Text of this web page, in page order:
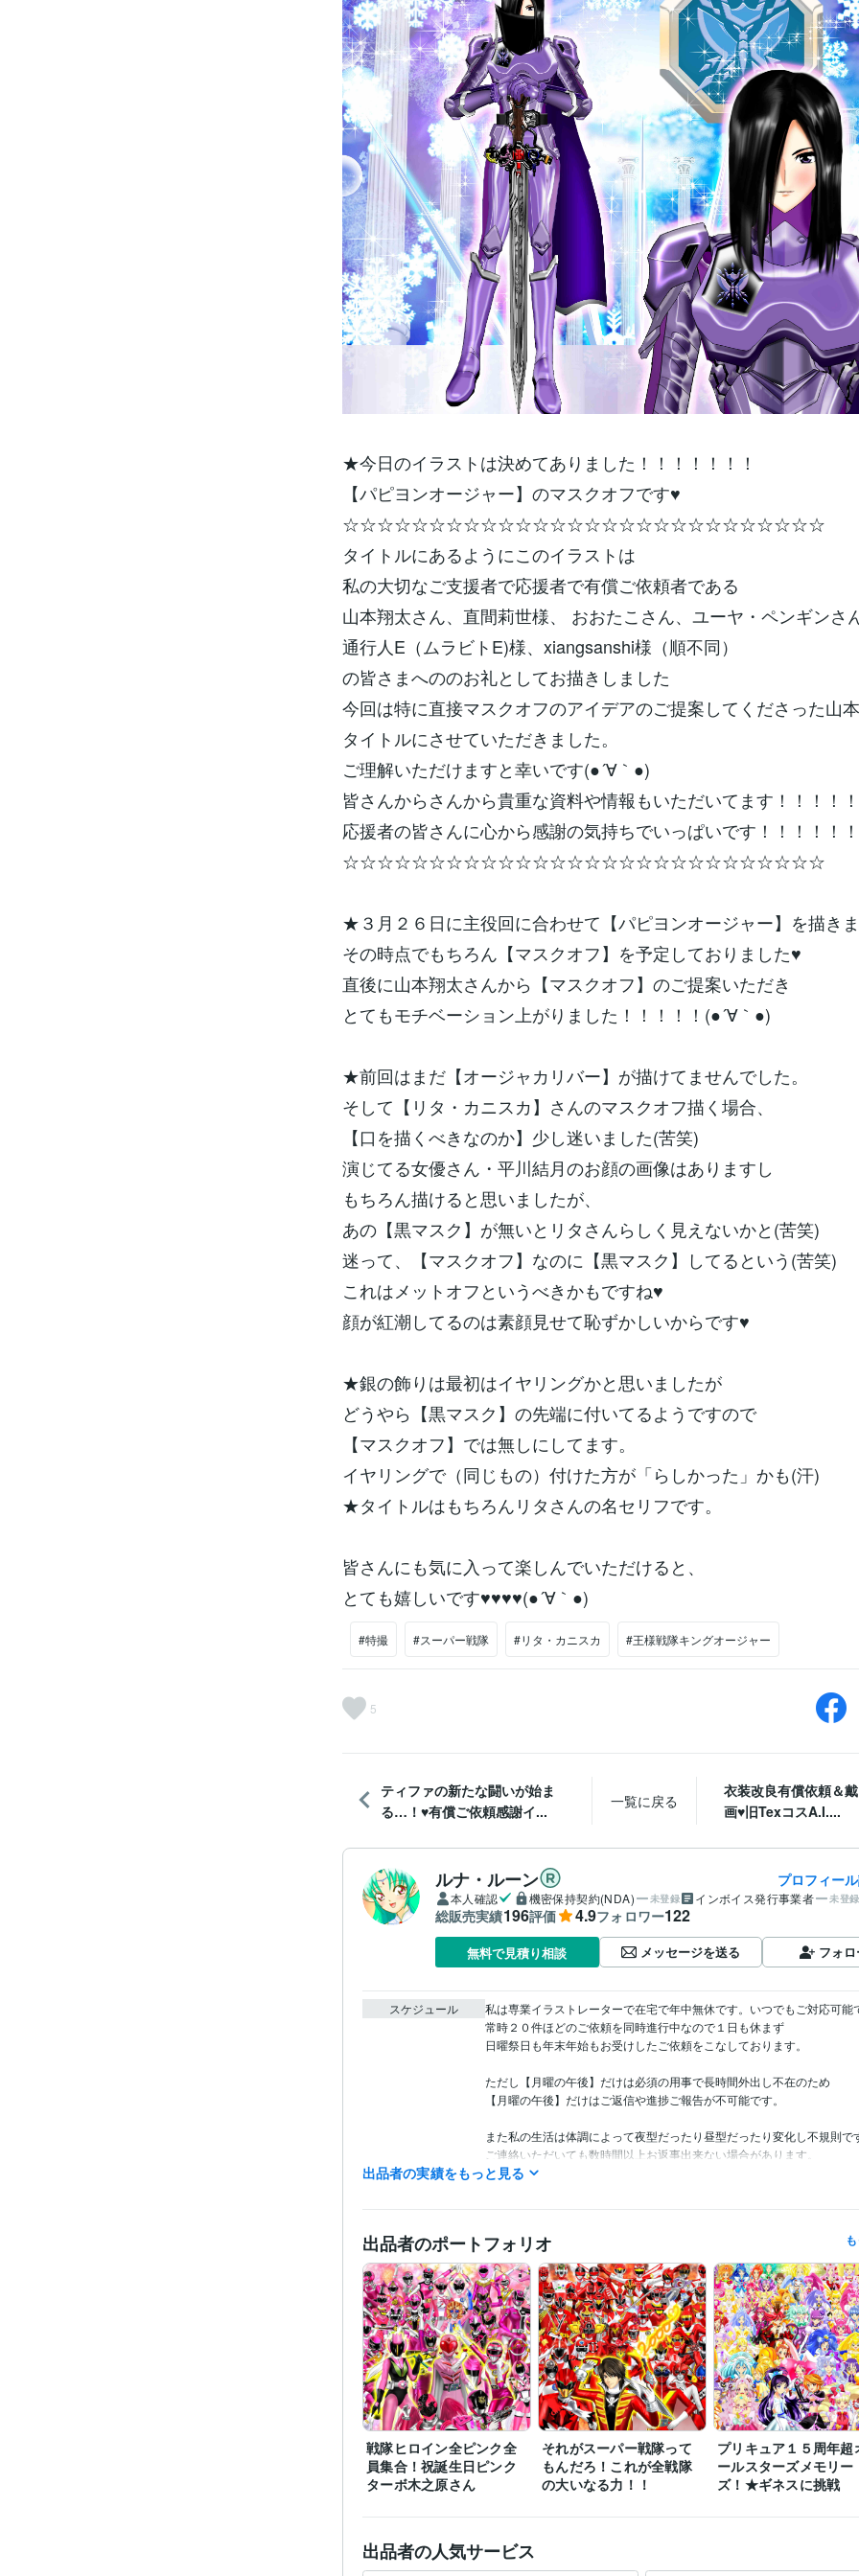
★今日のイラストは決めてありました！！！！！！！
【パピヨンオージャー】のマスクオフです♥
☆☆☆☆☆☆☆☆☆☆☆☆☆☆☆☆☆☆☆☆☆☆☆☆☆☆☆☆
タイトルにあるようにこのイラストは
私の大切なご支援者で応援者で有償ご依頼者である
山本翔太さん、直間莉世様、 おおたこさん、ユーヤ・ペンギンさん
通行人E（ムラビトE)様、xiangsanshi様（順不同）
の皆さまへののお礼としてお描きしました
今回は特に直接マスクオフのアイデアのご提案してくださった山
タイトルにさせていただきました。
ご理解いただけますと幸いです(●´∀｀●)
皆さんからさんから貴重な資料や情報もいただいてます！！！！！
応援者の皆さんに心から感謝の気持ちでいっぱいです！！！！！
☆☆☆☆☆☆☆☆☆☆☆☆☆☆☆☆☆☆☆☆☆☆☆☆☆☆☆☆
★３月２６日に主役回に合わせて【パピヨンオージャー】を描きま
その時点でもちろん【マスクオフ】を予定しておりました♥
直後に山本翔太さんから【マスクオフ】のご提案いただき
とてもモチベーション上がりました！！！！！(●´∀｀●)
★前回はまだ【オージャカリバー】が描けてませんでした。
そして【リタ・カニスカ】さんのマスクオフ描く場合、
【口を描くべきなのか】少し迷いました(苦笑)
演じてる女優さん・平川結月のお顔の画像はありますし
もちろん描けると思いましたが、
あの【黒マスク】が無いとリタさんらしく見えないかと(苦笑)
迷って、【マスクオフ】なのに【黒マスク】してるという(苦笑)
これはメットオフというべきかもですね♥
顔が紅潮してるのは素顔見せて恥ずかしいからです♥
★銀の飾りは最初はイヤリングかと思いましたが
どうやら【黒マスク】の先端に付いてるようですので
【マスクオフ】では無しにしてます。
イヤリングで（同じもの）付けた方が「らしかった」かも(汗)
★タイトルはもちろんリタさんの名セリフです。
皆さんにも気に入って楽しんでいただけると、
とても嬉しいです♥♥♥♥(●´∀｀●)
#特撮 #スーパー戦隊 #リタ・カニスカ #王様戦隊キングオージャー
5
ティファの新たな闘いが始ま
る…！♥有償ご依頼感謝イ...
一覧に戻る
衣装改良有償依頼＆
画♥旧TexコスA.I....
ルナ・ルーン プロフィー
本人確認 機密保持契約(NDA) 未登録 インボイス発行事業者 未登録
総販売実績196評価 4.9フォロワー122
無料で見積り相談 メッセージを送る フォ
スケジュール
私は専業イラストレーターで在宅で年中無休です。いつでもご対応可能
常時２０件ほどのご依頼を同時進行中なので１日も休まず
日曜祭日も年末年始もお受けしたご依頼をこなしております。
ただし【月曜の午後】だけは必須の用事で長時間外出し不在のため
【月曜の午後】だけはご返信や進捗ご報告が不可能です。
また私の生活は体調によって夜型だったり昼型だったり変化し不規則で
ご連絡いただいても数時間以上お返事出来ない場合があります。
プログラミング言
語・フレームワーク
COBOL:1年
ビジネス・クリエイ
ティブツール
Adobe Photoshop:20年Filmora:5年Excel:10年PowerPoint:5年
その他ツール コミックスタジオ:10年
得意分野 イラスト作成・漫画制作 イラスト　ロゴ　デザイン　動画　小説
ゴ　デザイン　動画　小説
アニメ コミック 特撮 ゲーム
出品者の実績をもっと見る
出品者のポートフォリオ
戦隊ヒロイン全ピンク全
員集合！祝誕生日ピンク
ターボ木之原さん
それがスーパー戦隊って
もんだろ！これが全戦隊
の大いなる力！！
プリキュア１５周年超
ールスターズメモリー
ズ！★ギネスに挑戦
出品者の人気サービス